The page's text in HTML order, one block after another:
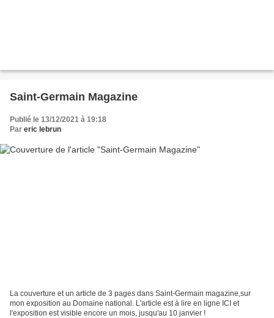
Saint-Germain Magazine
Publié le 13/12/2021 à 19:18
Par eric lebrun
La couverture et un article de 3 pages dans Saint-Germain magazine,sur
mon exposition au Domaine national. L'article est à lire en ligne ICI et
l'exposition est visible encore un mois, jusqu'au 10 janvier !